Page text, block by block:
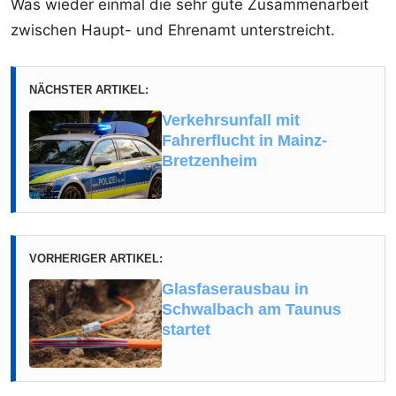
Was wieder einmal die sehr gute Zusammenarbeit
zwischen Haupt- und Ehrenamt unterstreicht.
NÄCHSTER ARTIKEL:
Verkehrsunfall mit
Fahrerflucht in Mainz-
Bretzenheim
VORHERIGER ARTIKEL:
Glasfaserausbau in
Schwalbach am Taunus
startet